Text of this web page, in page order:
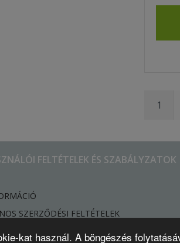
kat használ. A böngészés
1
FELTÉTELEK ÉS SZABÁLYZATOK
SZERZŐDÉSI FELTÉTELEK